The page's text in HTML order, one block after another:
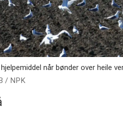
når bønder over heile
/ NPK